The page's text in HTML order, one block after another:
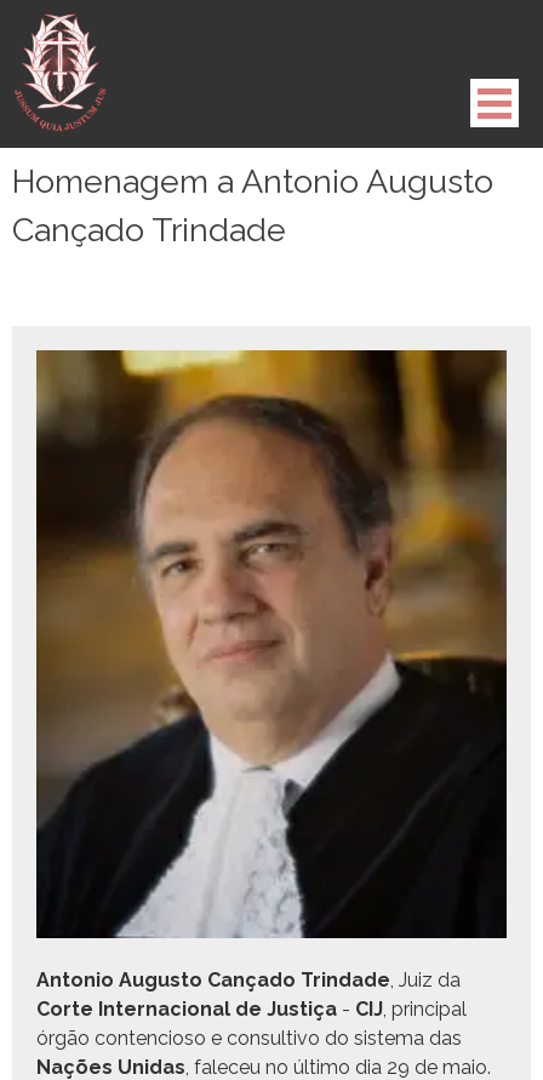
para
conteúdo
Homenagem a Antonio Augusto
Cançado Trindade
Anto­nio Augus­to Cança­do Trindade, Juiz da
Corte Inter­na­cional de Justiça - CIJ, prin­ci­pal
órgão con­tencioso e con­sul­ti­vo do sis­tema das
Nações Unidas, fale­ceu no últi­mo dia 29 de maio.